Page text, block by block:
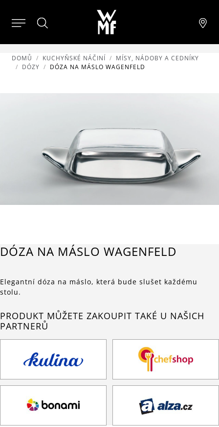
DOMŮ KUCHYŇSKÉ NÁČINÍ
MÍSY, NÁDOBY A CEDNÍKY
DÓZY
DÓZA NA MÁSLO WAGENFELD
DÓZA NA MÁSLO WAGENFELD
Elegantní dóza na máslo, která bude slušet každému
stolu.
PRODUKT MŮŽETE ZAKOUPIT TAKÉ U NAŠICH
PARTNERŮ